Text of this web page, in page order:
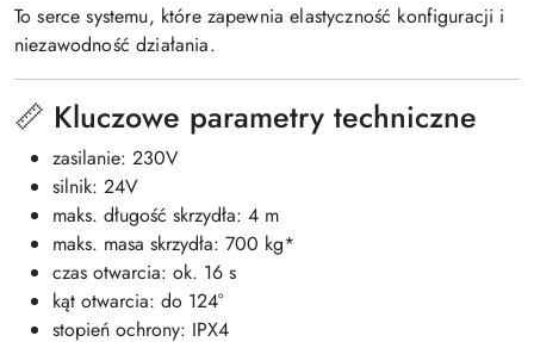
To serce systemu, które zapewnia elastyczność konfiguracji i
niezawodność działania.
📏 Kluczowe parametry techniczne
zasilanie: 230V
silnik: 24V
maks. długość skrzydła: 4 m
maks. masa skrzydła: 700 kg*
czas otwarcia: ok. 16 s
kąt otwarcia: do 124°
stopień ochrony: IPX4